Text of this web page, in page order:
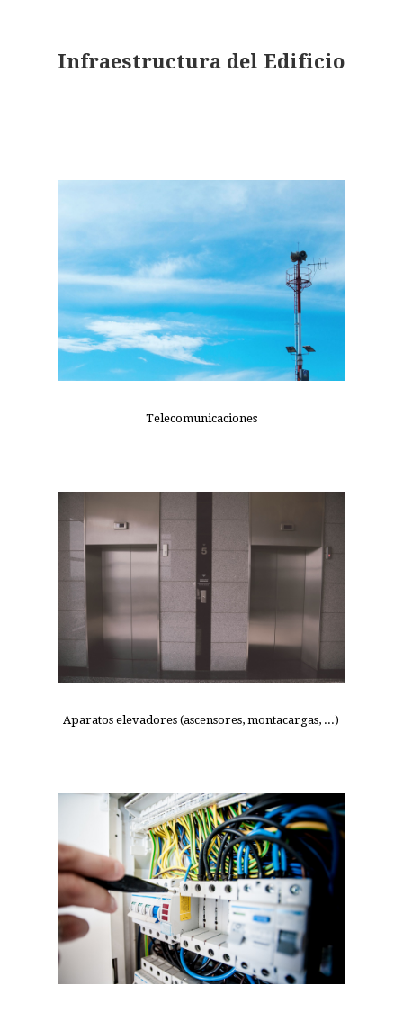
Infraestructura del Edificio
Telecomunicaciones
Aparatos elevadores (ascensores, montacargas, ...)